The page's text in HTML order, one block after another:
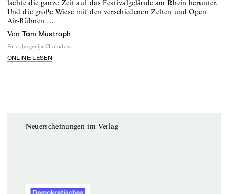
lachte die ganze Zeit auf das Festivalgelände am Rhein herunter.
Und die große Wiese mit den verschiedenen Zelten und Open
Air-Bühnen …
von Tom Mustroph
Foto: Jevgenija Cholodova
ONLINE LESEN
Neuerscheinungen im Verlag